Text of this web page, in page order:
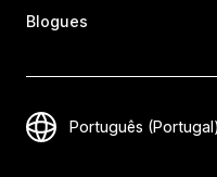
Blogues